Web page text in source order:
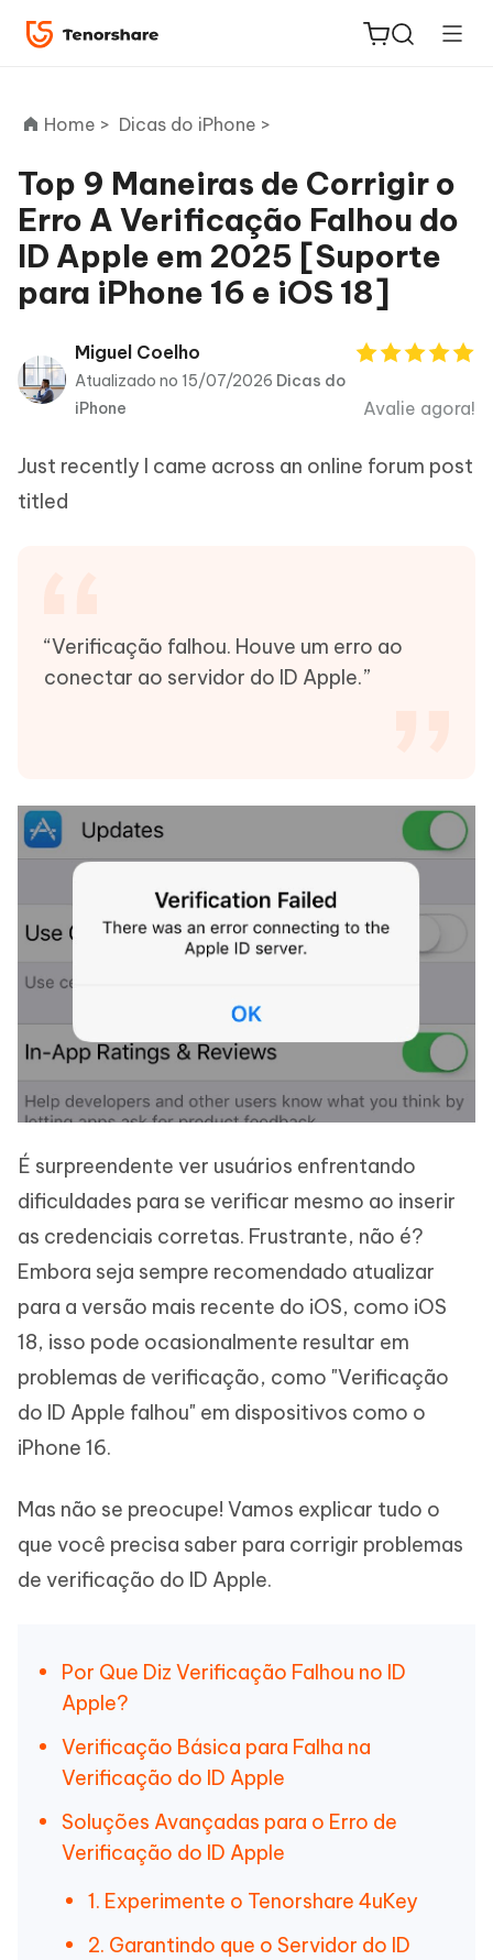
ReiBoot
for iOS
PDNob
PDF
Editor
Home > Dicas do iPhone >
Top 9 Maneiras de Corrigir o
Erro A Verificação Falhou do
ID Apple em 2025 [Suporte
para iPhone 16 e iOS 18]
Miguel Coelho
Atualizado no 15/07/2026 Dicas do
iPhone
Avalie agora!
Just recently I came across an online forum post
titled
“Verificação falhou. Houve um erro ao
conectar ao servidor do ID Apple.”
É surpreendente ver usuários enfrentando
dificuldades para se verificar mesmo ao inserir
as credenciais corretas. Frustrante, não é?
Embora seja sempre recomendado atualizar
para a versão mais recente do iOS, como iOS
18, isso pode ocasionalmente resultar em
problemas de verificação, como "Verificação
do ID Apple falhou" em dispositivos como o
iPhone 16.
Mas não se preocupe! Vamos explicar tudo o
que você precisa saber para corrigir problemas
de verificação do ID Apple.
Por Que Diz Verificação Falhou no ID
Apple?
Verificação Básica para Falha na
Verificação do ID Apple
Soluções Avançadas para o Erro de
Verificação do ID Apple
1. Experimente o Tenorshare 4uKey
2. Garantindo que o Servidor do ID